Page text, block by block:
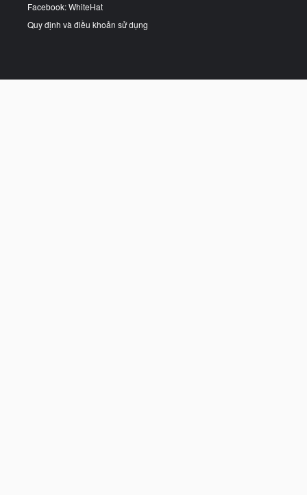
Facebook: WhiteHat
Quy định và điều khoản sử dụng